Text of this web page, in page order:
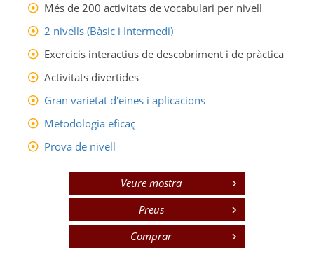
Més de 200 activitats de vocabulari per nivell
2 nivells (Bàsic i Intermedi)
Exercicis interactius de descobriment i de pràctica
Activitats divertides
Gran varietat d'eines i aplicacions
Metodologia eficaç
Prova de nivell
Veure mostra
Preus
Comprar